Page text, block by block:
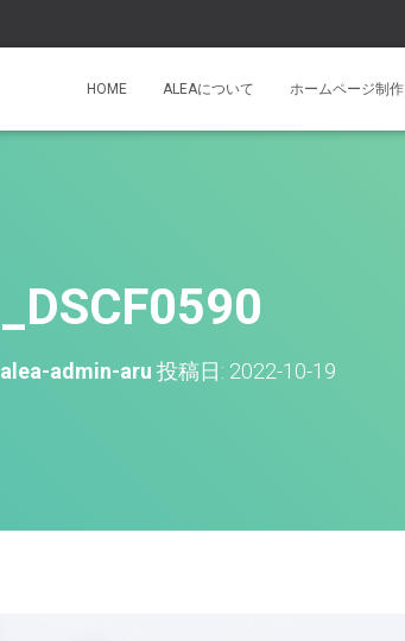
HOME ALEAについて ホームページ制作
_DSCF0590
alea-admin-aru 投稿日: 2022-10-19